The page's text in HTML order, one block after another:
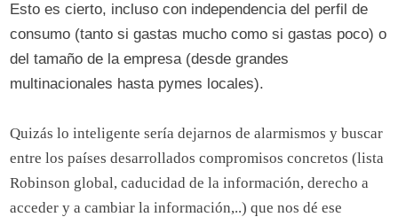
Esto es cierto, incluso con independencia del perfil de
consumo (tanto si gastas mucho como si gastas poco) o
del tamaño de la empresa (desde grandes
multinacionales hasta pymes locales).
Quizás lo inteligente sería dejarnos de alarmismos y buscar
entre los países desarrollados compromisos concretos (lista
Robinson global, caducidad de la información, derecho a
acceder y a cambiar la información,..) que nos dé ese